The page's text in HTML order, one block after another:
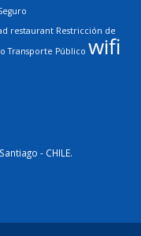
restaurant Restricción de
Transporte Público wifi
- CHILE.